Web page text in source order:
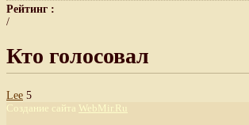
Рейтинг :
/
Кто голосовал
Lee 5
Создание сайта WebMir.Ru